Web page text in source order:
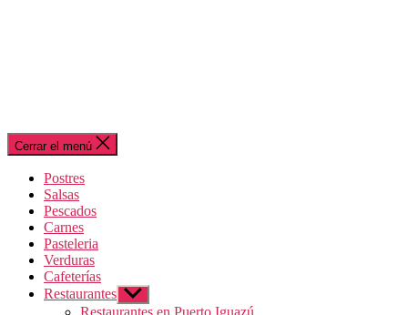
Cerrar el menú
Postres
Salsas
Pescados
Carnes
Pasteleria
Verduras
Cafeterías
Restaurantes Mostrar
el
Restaurantes en Puerto Iguazú